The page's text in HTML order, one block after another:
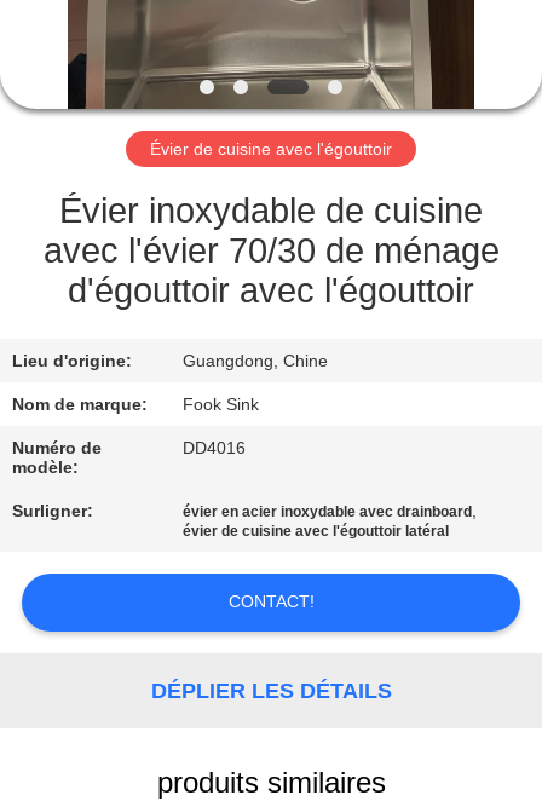
CONTRÔLE
DE
QUALITÉ
CONTACTEZ-
NOUS
DEMANDEZ
UNE
CITATION
PLAN
DU
PRIVACY
Évier de cuisine avec l'égouttoir
Évier inoxydable de cuisine
avec l'évier 70/30 de ménage
d'égouttoir avec l'égouttoir
Lieu d'origine: Guangdong, Chine
Nom de marque: Fook Sink
Numéro de
modèle:
DD4016
Surligner: évier en acier inoxydable avec drainboard ,
évier de cuisine avec l'égouttoir latéral
CONTACT!
DÉPLIER LES DÉTAILS
produits similaires